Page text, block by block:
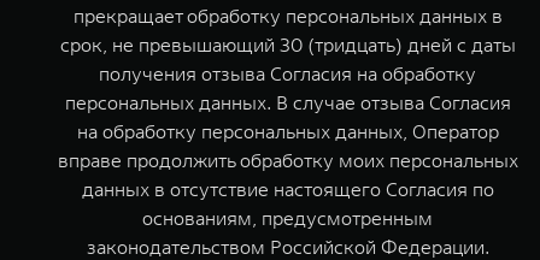
прекращает обработку персональных данных в
срок, не превышающий 30 (тридцать) дней с даты
получения отзыва Согласия на обработку
персональных данных. В случае отзыва Согласия
на обработку персональных данных, Оператор
вправе продолжить обработку моих персональных
данных в отсутствие настоящего Согласия по
основаниям, предусмотренным
законодательством Российской Федерации.